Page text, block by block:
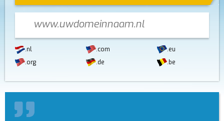
.nl .com
.eu
.org
.de .be